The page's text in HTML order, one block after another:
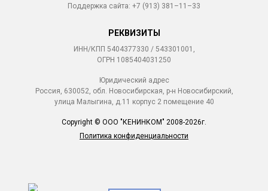
Copyright © ООО "КЕНИНКОМ" 2008-2026г.
Политика конфиденциальности
РЕКВИЗИТЫ
ИНН/КПП 5404377330 / 543301001,
ОГРН 1085404031250
Юридический адрес
Россия, 630052, обл. Новосибирская, р-н Новосибирский,
улица Малыгина, д.11 корпус 2 помещение 40
Поддержка сайта: +7 (913) 381–11–33